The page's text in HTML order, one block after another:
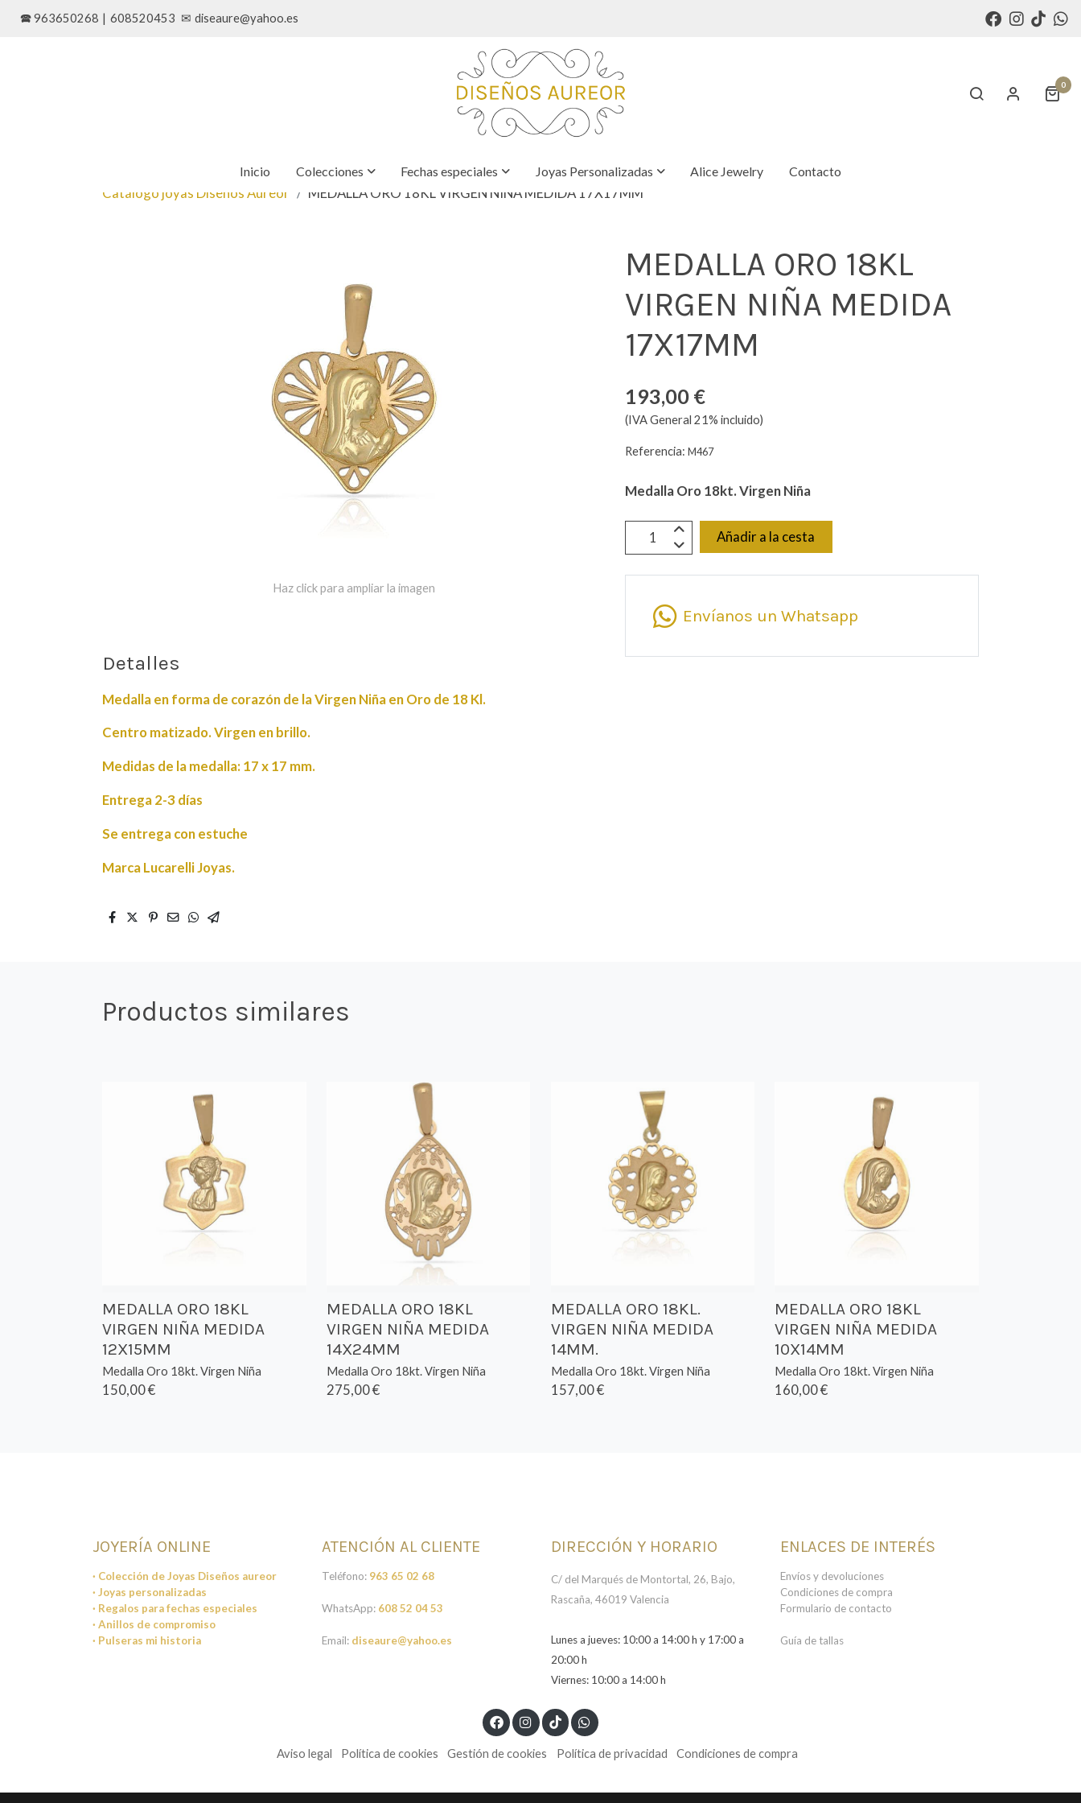
🕿 963650268 | 608520453 ✉ diseaure@yahoo.es
0
Inicio Colecciones Fechas especiales Joyas Personalizadas Alice Jewelry Contacto
Catálogo joyas Diseños Aureor MEDALLA ORO 18KL VIRGEN NIÑA MEDIDA 17X17MM
Haz click para ampliar la imagen
Detalles
Medalla en forma de corazón de la Virgen Niña en Oro de 18 Kl.
Centro matizado. Virgen en brillo.
Medidas de la medalla: 17 x 17 mm.
Entrega 2-3 días
Se entrega con estuche
Marca Lucarelli Joyas.
MEDALLA ORO 18KL
VIRGEN NIÑA MEDIDA
17X17MM
193,00 €
(IVA General 21% incluido)
Referencia:M467
Medalla Oro 18kt. Virgen Niña
Añadir a la cesta
Envíanos un Whatsapp
Productos similares
MEDALLA ORO 18KL
VIRGEN NIÑA MEDIDA
12X15MM
Medalla Oro 18kt. Virgen Niña
150,00 €
MEDALLA ORO 18KL
VIRGEN NIÑA MEDIDA
14X24MM
Medalla Oro 18kt. Virgen Niña
275,00 €
MEDALLA ORO 18KL.
VIRGEN NIÑA MEDIDA
14MM.
Medalla Oro 18kt. Virgen Niña
157,00 €
MEDALLA ORO 18KL
VIRGEN NIÑA MEDIDA
10X14MM
Medalla Oro 18kt. Virgen Niña
160,00 €
JOYERÍA ONLINE
· Colección de Joyas Diseños aureor
· Joyas personalizadas
· Regalos para fechas especiales
· Anillos de compromiso
· Pulseras mi historia
ATENCIÓN AL CLIENTE
Teléfono: 963 65 02 68
WhatsApp: 608 52 04 53
Email: diseaure@yahoo.es
DIRECCIÓN Y HORARIO
C/ del Marqués de Montortal, 26, Bajo,
Rascaña, 46019 Valencia
Lunes a jueves: 10:00 a 14:00 h y 17:00 a
20:00 h
Viernes: 10:00 a 14:00 h
ENLACES DE INTERÉS
Envíos y devoluciones
Condiciones de compra
Formulario de contacto
Guía de tallas
Aviso legal Política de cookies Gestión de cookies Política de privacidad Condiciones de compra